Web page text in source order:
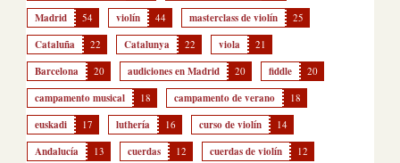
Madrid 54 violín 44 masterclass de violín 25
Cataluña 22 Catalunya 22 viola 21
Barcelona 20 audiciones en Madrid 20 fiddle 20
campamento musical 18 campamento de verano 18
euskadi 17 luthería 16 curso de violín 14
Andalucía 13 cuerdas 12 cuerdas de violín 12